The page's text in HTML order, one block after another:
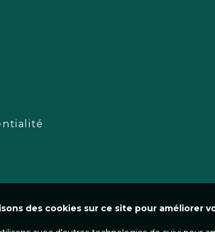
des cookies sur ce site pour améliorer